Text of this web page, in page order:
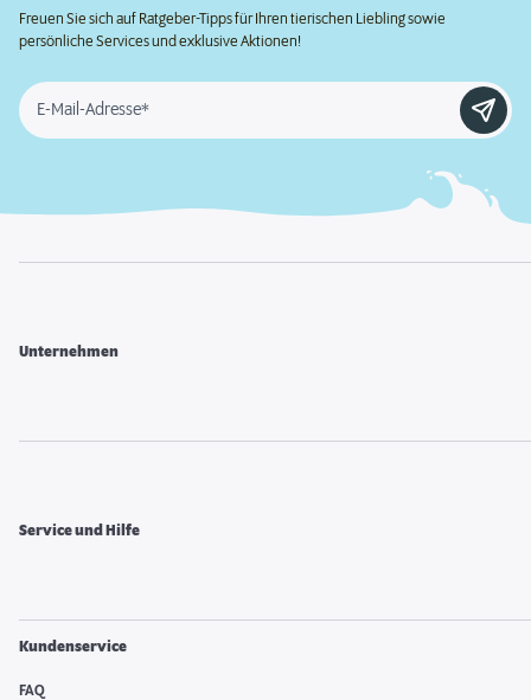
Freuen Sie sich auf Ratgeber-Tipps für Ihren tierischen Liebling sowie
persönliche Services und exklusive Aktionen!
E-Mail-Adresse*
Unternehmen
Service und Hilfe
Kundenservice
FAQ